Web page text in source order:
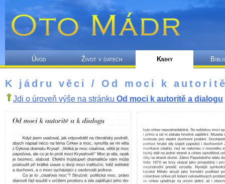
Úvod Život v datech Knihy
K jádru věci / Od moci k
Jdi o úroveň výše na stránku Od moci k autoritě a dialogu